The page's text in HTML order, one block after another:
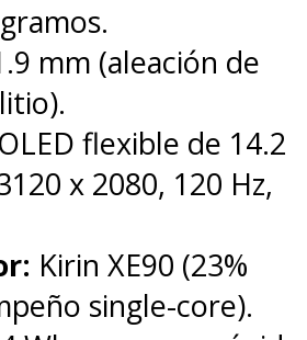
mm (aleación de
OLED flexible de 14.2
x 2080, 120 Hz,
Kirin XE90 (23%
single-core).